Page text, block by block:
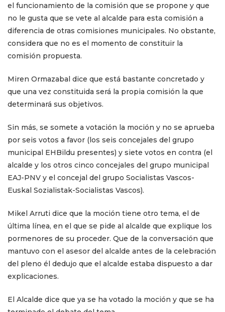
el funcionamiento de la comisión que se propone y que
no le gusta que se vete al alcalde para esta comisión a
diferencia de otras comisiones municipales. No obstante,
considera que no es el momento de constituir la
comisión propuesta.
Miren Ormazabal dice que está bastante concretado y
que una vez constituida será la propia comisión la que
determinará sus objetivos.
Sin más, se somete a votación la moción y no se aprueba
por seis votos a favor (los seis concejales del grupo
municipal EHBildu presentes) y siete votos en contra (el
alcalde y los otros cinco concejales del grupo municipal
EAJ-PNV y el concejal del grupo Socialistas Vascos-
Euskal Sozialistak-Socialistas Vascos).
Mikel Arruti dice que la moción tiene otro tema, el de
última línea, en el que se pide al alcalde que explique los
pormenores de su proceder. Que de la conversación que
mantuvo con el asesor del alcalde antes de la celebración
del pleno él dedujo que el alcalde estaba dispuesto a dar
explicaciones.
El Alcalde dice que ya se ha votado la moción y que se ha